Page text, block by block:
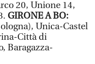
20, Unione 14,
GIRONE A BO:
Unica-Castel
Città di
Baragazza-